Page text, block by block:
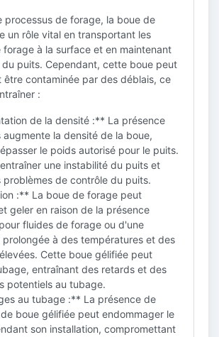
processus de forage, la boue de
un rôle vital en transportant les
forage à la surface et en maintenant
du puits. Cependant, cette boue peut
être contaminée par des déblais, ce
:
de la densité :** La présence
augmente la densité de la boue,
le poids autorisé pour le puits.
une instabilité du puits et
problèmes de contrôle du puits.
:** La boue de forage peut
geler en raison de la présence
fluides de forage ou d'une
à des températures et des
Cette boue gélifiée peut
entraînant des retards et des
potentiels au tubage.
au tubage :** La présence de
boue gélifiée peut endommager le
son installation, compromettant